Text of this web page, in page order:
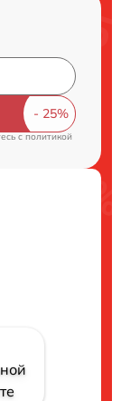
cполитикой